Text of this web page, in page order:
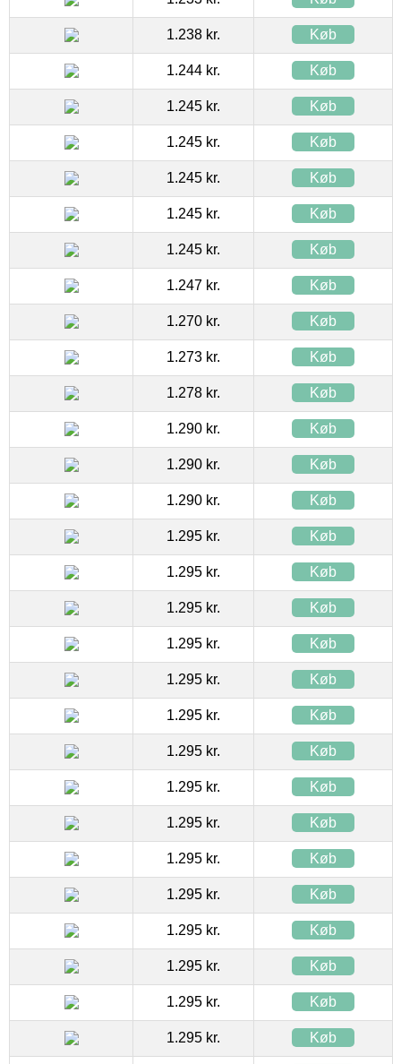
1.238 kr. Køb
1.244 kr. Køb
1.245 kr. Køb
1.245 kr. Køb
1.245 kr. Køb
1.245 kr. Køb
1.245 kr. Køb
1.247 kr. Køb
1.270 kr. Køb
1.273 kr. Køb
1.278 kr. Køb
1.290 kr. Køb
1.290 kr. Køb
1.290 kr. Køb
1.295 kr. Køb
1.295 kr. Køb
1.295 kr. Køb
1.295 kr. Køb
1.295 kr. Køb
1.295 kr. Køb
1.295 kr. Køb
1.295 kr. Køb
1.295 kr. Køb
1.295 kr. Køb
1.295 kr. Køb
1.295 kr. Køb
1.295 kr. Køb
1.295 kr. Køb
1.295 kr. Køb